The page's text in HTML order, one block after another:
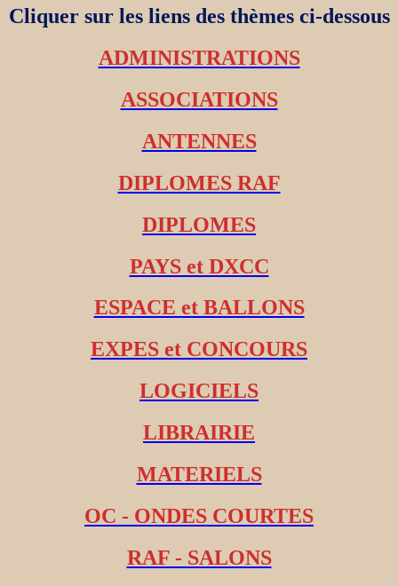
Cliquer sur les liens des thèmes ci-dessous
ADMINISTRATIONS
ASSOCIATIONS
ANTENNES
DIPLOMES RAF
DIPLOMES
PAYS et DXCC
ESPACE et BALLONS
EXPES et CONCOURS
LOGICIELS
LIBRAIRIE
MATERIELS
OC - ONDES COURTES
RAF - SALONS